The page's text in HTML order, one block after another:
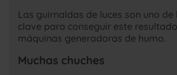
Las guirnaldas de luces son uno
clave para conseguir este
máquinas generadoras de humo.
Muchas chuches